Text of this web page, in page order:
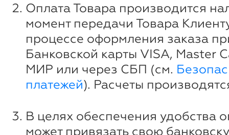
Оплата Товара производится
момент передачи Товара
процессе оформления заказа
Банковской карты VISA, Master
МИР или через СБП (см.
платежей). Расчеты
В целях обеспечения удобства
может привязать свою